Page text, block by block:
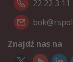
22 22 3 11
Znajdź nas na